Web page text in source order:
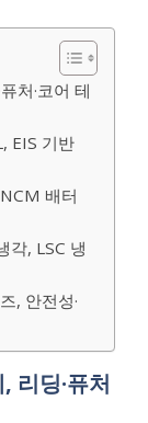
처·코어 테
EIS 기반
배터
각, LSC 냉
, 안전성·
리딩·퓨처